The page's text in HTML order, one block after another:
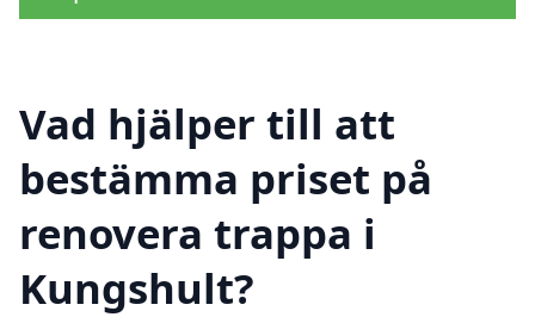
Vad hjälper till att
bestämma priset på
renovera trappa i
Kungshult?